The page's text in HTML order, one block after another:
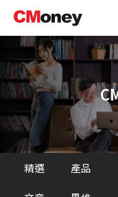
主
容
精選 產品
尋